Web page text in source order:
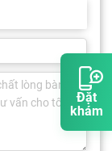
Đặt
khám